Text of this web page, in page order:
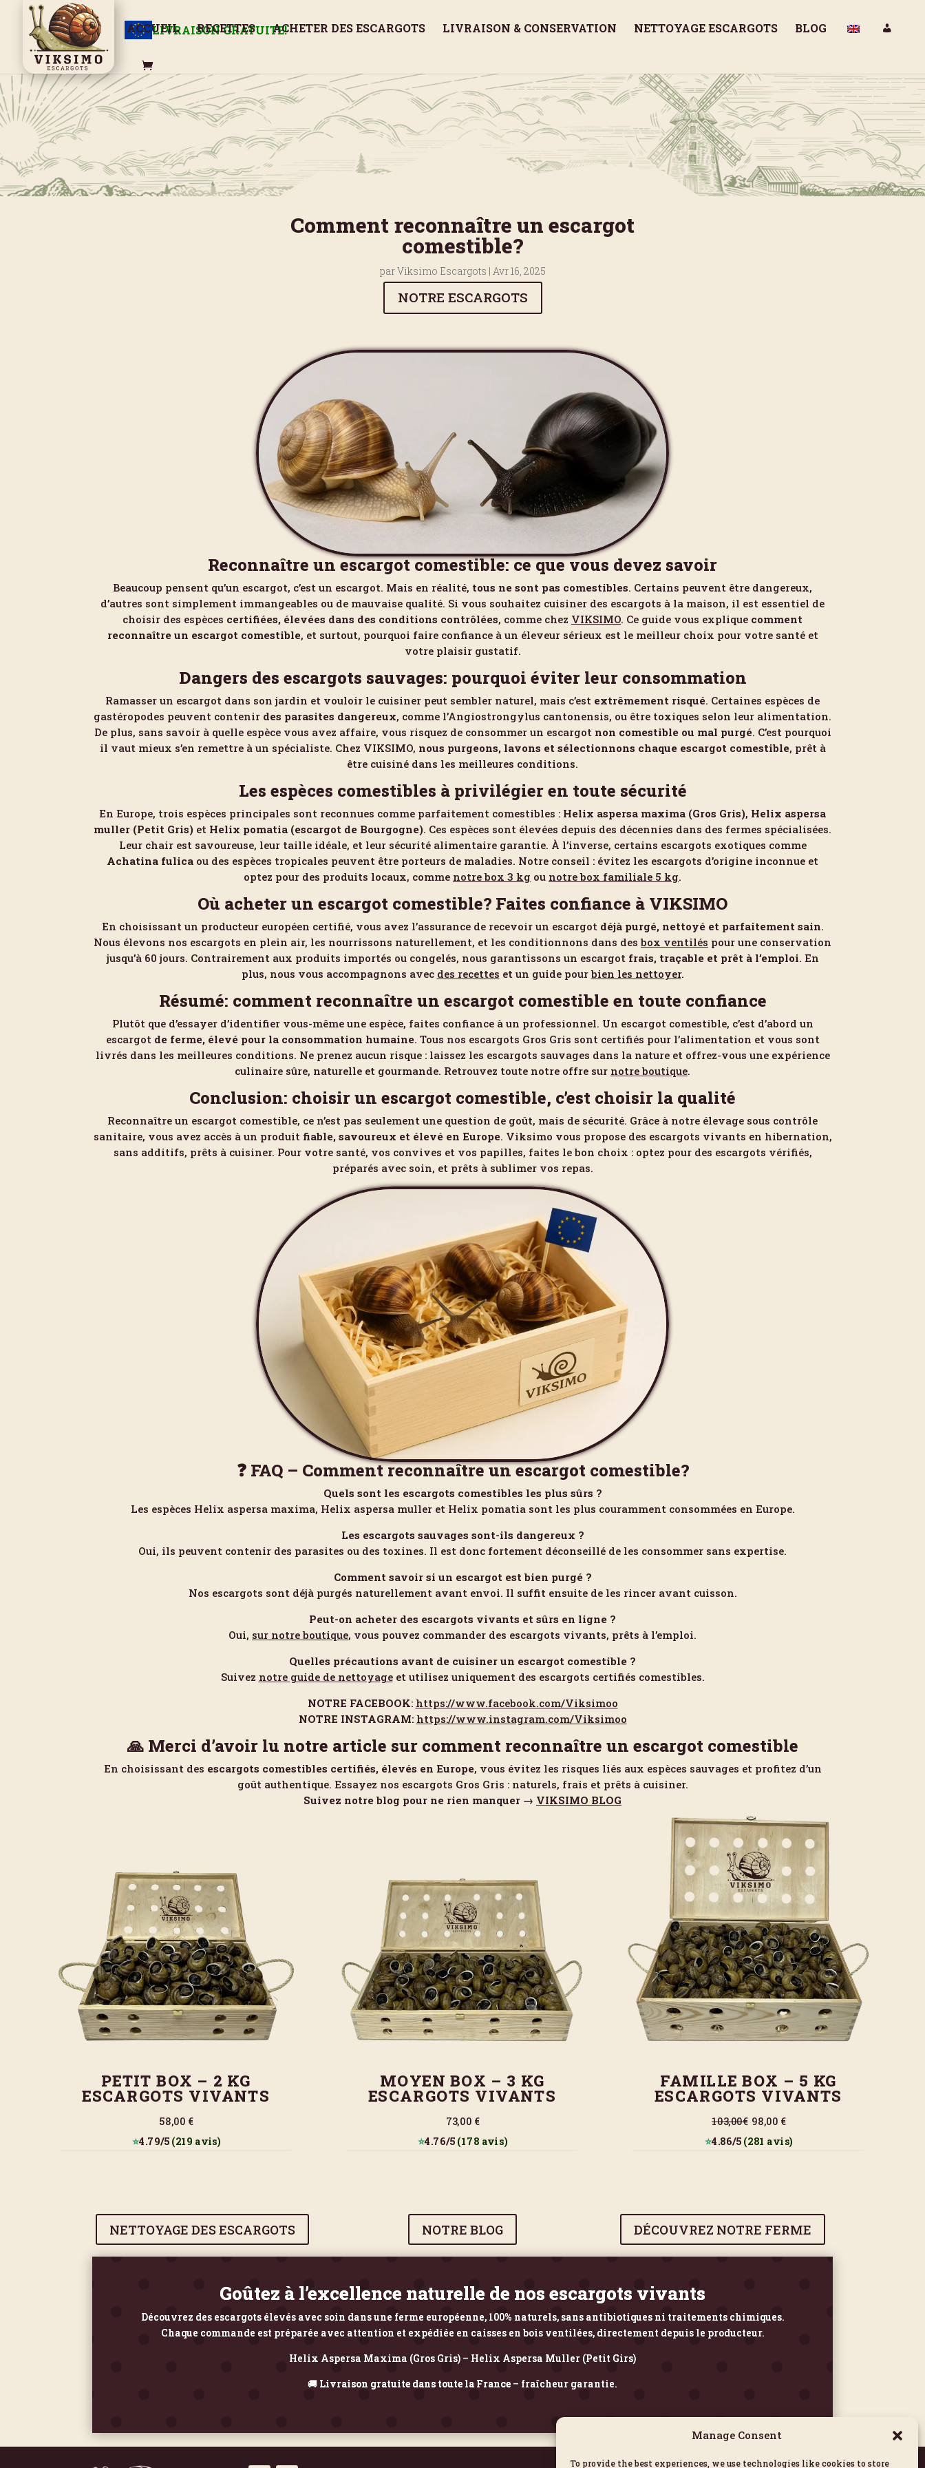
Manage Consent
To provide the best experiences, we use technologies like cookies to store
LIVRAISON GRATUITE!
ACCUEIL RECETTES ACHETER DES ESCARGOTS LIVRAISON & CONSERVATION NETTOYAGE ESCARGOTS BLOG
Comment reconnaître un escargot
comestible?
parViksimo Escargots | Avr 16, 2025
NOTRE ESCARGOTS
Reconnaître un escargot comestible: ce que vous devez savoir
Beaucoup pensent qu’un escargot, c’est un escargot. Mais en réalité, tous ne sont pas comestibles. Certains peuvent être dangereux,
d’autres sont simplement immangeables ou de mauvaise qualité. Si vous souhaitez cuisiner des escargots à la maison, il est essentiel de
choisir des espèces certifiées, élevées dans des conditions contrôlées, comme chez VIKSIMO. Ce guide vous explique comment
reconnaître un escargot comestible, et surtout, pourquoi faire confiance à un éleveur sérieux est le meilleur choix pour votre santé et
votre plaisir gustatif.
Dangers des escargots sauvages: pourquoi éviter leur consommation
Ramasser un escargot dans son jardin et vouloir le cuisiner peut sembler naturel, mais c’est extrêmement risqué. Certaines espèces de
gastéropodes peuvent contenir des parasites dangereux, comme l’Angiostrongylus cantonensis, ou être toxiques selon leur alimentation.
De plus, sans savoir à quelle espèce vous avez affaire, vous risquez de consommer un escargot non comestible ou mal purgé. C’est pourquoi
il vaut mieux s’en remettre à un spécialiste. Chez VIKSIMO, nous purgeons, lavons et sélectionnons chaque escargot comestible, prêt à
être cuisiné dans les meilleures conditions.
Les espèces comestibles à privilégier en toute sécurité
En Europe, trois espèces principales sont reconnues comme parfaitement comestibles : Helix aspersa maxima (Gros Gris), Helix aspersa
muller (Petit Gris) et Helix pomatia (escargot de Bourgogne). Ces espèces sont élevées depuis des décennies dans des fermes spécialisées.
Leur chair est savoureuse, leur taille idéale, et leur sécurité alimentaire garantie. À l’inverse, certains escargots exotiques comme
Achatina fulica ou des espèces tropicales peuvent être porteurs de maladies. Notre conseil : évitez les escargots d’origine inconnue et
optez pour des produits locaux, comme notre box 3 kg ou notre box familiale 5 kg.
Où acheter un escargot comestible? Faites confiance à VIKSIMO
En choisissant un producteur européen certifié, vous avez l’assurance de recevoir un escargot déjà purgé, nettoyé et parfaitement sain.
Nous élevons nos escargots en plein air, les nourrissons naturellement, et les conditionnons dans desbox ventilés pour une conservation
jusqu’à 60 jours. Contrairement aux produits importés ou congelés, nous garantissons un escargot frais, traçable et prêt à l’emploi. En
plus, nous vous accompagnons avec des recettes et un guide pourbien les nettoyer.
Résumé: comment reconnaître un escargot comestible en toute confiance
Plutôt que d’essayer d’identifier vous-même une espèce, faites confiance à un professionnel. Un escargot comestible, c’est d’abord un
escargot de ferme, élevé pour la consommation humaine. Tous nos escargots Gros Gris sont certifiés pour l’alimentation et vous sont
livrés dans les meilleures conditions. Ne prenez aucun risque : laissez les escargots sauvages dans la nature et offrez-vous une expérience
culinaire sûre, naturelle et gourmande. Retrouvez toute notre offre sur notre boutique.
Conclusion: choisir un escargot comestible, c’est choisir la qualité
Reconnaître un escargot comestible, ce n’est pas seulement une question de goût, mais de sécurité. Grâce à notre élevage sous contrôle
sanitaire, vous avez accès à un produit fiable, savoureux et élevé en Europe. Viksimo vous propose des escargots vivants en hibernation,
sans additifs, prêts à cuisiner. Pour votre santé, vos convives et vos papilles, faites le bon choix : optez pour des escargots vérifiés,
préparés avec soin, et prêts à sublimer vos repas.
❓ FAQ – Comment reconnaître un escargot comestible?
Quels sont les escargots comestibles les plus sûrs ?
Les espèces Helix aspersa maxima, Helix aspersa muller et Helix pomatia sont les plus couramment consommées en Europe.
Les escargots sauvages sont-ils dangereux ?
Oui, ils peuvent contenir des parasites ou des toxines. Il est donc fortement déconseillé de les consommer sans expertise.
Comment savoir si un escargot est bien purgé ?
Nos escargots sont déjà purgés naturellement avant envoi. Il suffit ensuite de les rincer avant cuisson.
Peut-on acheter des escargots vivants et sûrs en ligne ?
Oui, sur notre boutique, vous pouvez commander des escargots vivants, prêts à l’emploi.
Quelles précautions avant de cuisiner un escargot comestible ?
Suivez notre guide de nettoyageet utilisez uniquement des escargots certifiés comestibles.
NOTRE FACEBOOK: https://www.facebook.com/Viksimoo
NOTRE INSTAGRAM: https://www.instagram.com/Viksimoo
🙏 Merci d’avoir lu notre article sur comment reconnaître un escargot comestible
En choisissant des escargots comestibles certifiés, élevés en Europe, vous évitez les risques liés aux espèces sauvages et profitez d’un
goût authentique. Essayez nos escargots Gros Gris : naturels, frais et prêts à cuisiner.
Suivez notre blog pour ne rien manquer → VIKSIMO BLOG
PETIT BOX – 2 KG
ESCARGOTS VIVANTS
58,00 €
⭐4.79/5 (219 avis)
MOYEN BOX – 3 KG
ESCARGOTS VIVANTS
73,00 €
⭐4.76/5 (178 avis)
FAMILLE BOX – 5 KG
ESCARGOTS VIVANTS
103,00€98,00 €
⭐4.86/5 (281 avis)
NETTOYAGE DES ESCARGOTS NOTRE BLOG DÉCOUVREZ NOTRE FERME
Goûtez à l’excellence naturelle de nos escargots vivants
Découvrez des escargots élevés avec soin dans une ferme européenne, 100% naturels, sans antibiotiques ni traitements chimiques.
Chaque commande est préparée avec attention et expédiée en caisses en bois ventilées, directement depuis le producteur.
Helix Aspersa Maxima (Gros Gris) – Helix Aspersa Muller (Petit Girs)
🚚 Livraison gratuite dans toute la France – fraîcheur garantie.